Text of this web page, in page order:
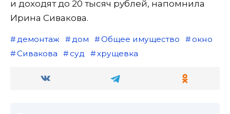
и доходят до 20 тысяч рублей, напомнила
Ирина Сивакова.
демонтаж дом Общее имущество
окно
Сивакова
суд хрущевка